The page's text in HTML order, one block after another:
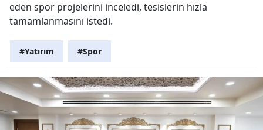
eden spor projelerini inceledi, tesislerin hızla
tamamlanmasını istedi.
#Yatırım #Spor